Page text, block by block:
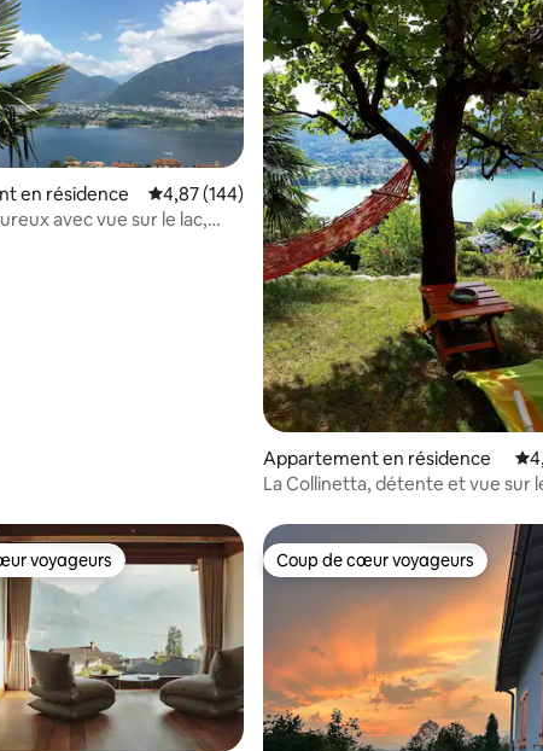
de 185 commentaires : 4,69 sur 5
en résidence Évaluation moyenne sur la base de 144
4,87 (144)
avec vue sur le lac,
Appartement en résidence
La Collinetta, détente et vue sur
voyageurs
voyageurs Coup de cœur voyageurs
Coup de cœur voyageurs